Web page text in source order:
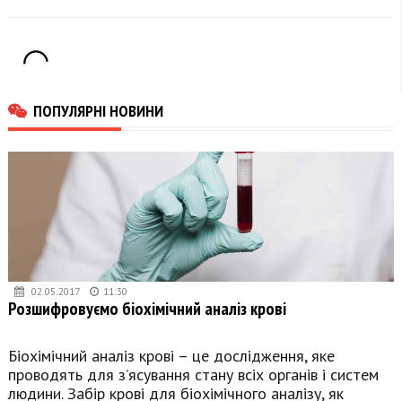
ПОПУЛЯРНІ НОВИНИ
02.05.2017 11:30
Розшифровуємо біохімічний аналіз крові
Біохімічний аналіз крові – це дослідження, яке
проводять для з’ясування стану всіх органів і систем
людини. Забір крові для біохімічного аналізу, як